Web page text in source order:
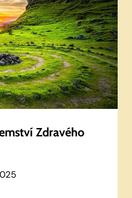
Zdravého